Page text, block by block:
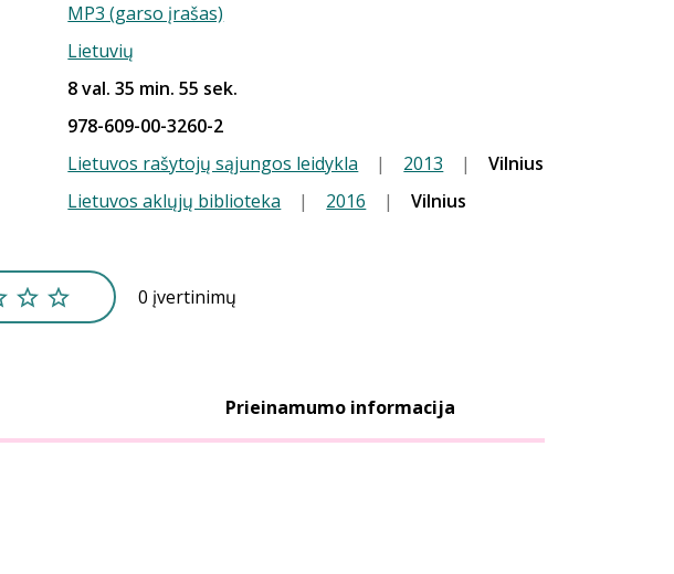
MP3 (garso įrašas)
Lietuvių
8 val. 35 min. 55 sek.
978-609-00-3260-2
Lietuvos rašytojų sąjungos leidykla | 2013 |
Vilnius
Lietuvos aklųjų biblioteka | 2016 | Vilnius
0 įvertinimų
Prieinamumo informacija